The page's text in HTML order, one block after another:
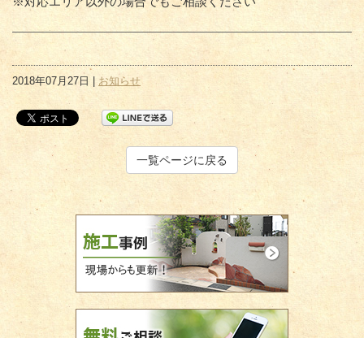
2018年07月27日 | お知らせ
一覧ページに戻る